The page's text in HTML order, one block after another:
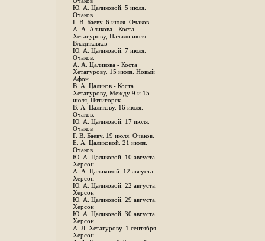
Ю. А. Цаликовой. 5 июля.
Очаков.
Г. В. Баеву. 6 июля. Очаков
А. А. Аликова - Коста
Хетагурову, Начало июля.
Владикавказ
Ю. А. Цаликовой. 7 июля.
Очаков.
А. А. Цаликова - Коста
Хетагурову. 15 июля. Новый
Афон
В. А. Цаликов - Коста
Хетагурову, Между 9 и 15
июля, Пятигорск
В. А. Цаликову. 16 июля.
Очаков.
Ю. А. Цаликовой. 17 июля.
Очаков
Г. В. Баеву. 19 июля. Очаков.
Е. А. Цаликовой. 21 июля.
Очаков.
Ю. А. Цаликовой. 10 августа.
Херсон
А. А. Цаликовой. 12 августа.
Херсон
Ю. А. Цаликовой. 22 августа.
Херсон
Ю. А. Цаликовой. 29 августа.
Херсон
Ю. А. Цаликовой. 30 августа.
Херсон
А. Л. Хетагурову. 1 сентября.
Херсон